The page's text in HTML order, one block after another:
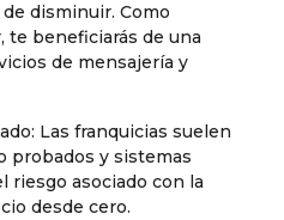
disminuir. Como
te beneficiarás de una
de mensajería y
Las franquicias suelen
probados y sistemas
riesgo asociado con la
desde cero.